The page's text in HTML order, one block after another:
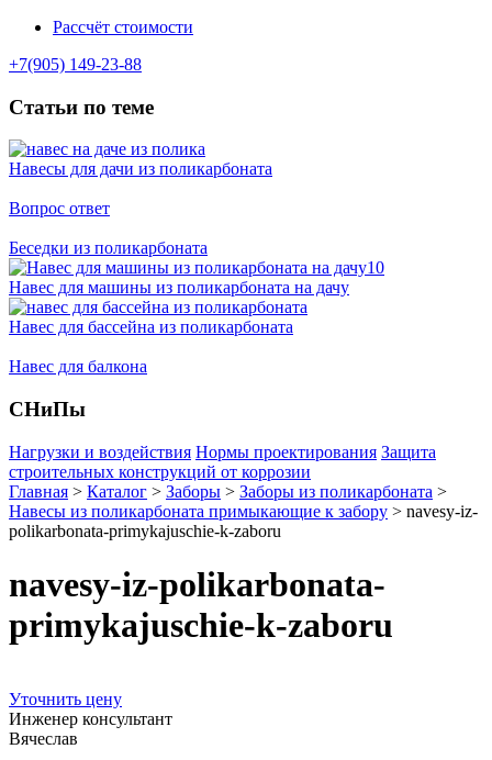
Рассчёт стоимости
+7(905) 149-23-88
Статьи по теме
Навесы для дачи из поликарбоната
Вопрос ответ
Беседки из поликарбоната
Навес для машины из поликарбоната на дачу
Навес для бассейна из поликарбоната
Навес для балкона
СНиПы
Нагрузки и воздействия Нормы проектирования Защита
строительных конструкций от коррозии
Главная > Каталог > Заборы > Заборы из поликарбоната >
Навесы из поликарбоната примыкающие к забору > navesy-iz-
polikarbonata-primykajuschie-k-zaboru
navesy-iz-polikarbonata-
primykajuschie-k-zaboru
Уточнить цену
Инженер консультант
Вячеслав